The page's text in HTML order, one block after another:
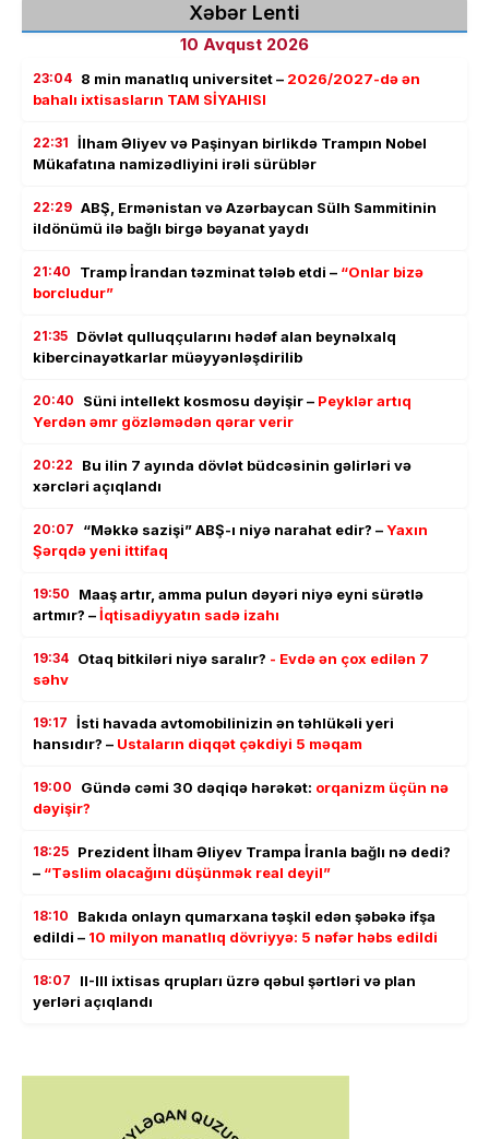
Xəbər Lenti
10 Avqust 2026
23:04 8 min manatlıq universitet – 2026/2027-də ən
bahalı ixtisasların TAM SİYAHISI
22:31 İlham Əliyev və Paşinyan birlikdə Trampın Nobel
Mükafatına namizədliyini irəli sürüblər
22:29 ABŞ, Ermənistan və Azərbaycan Sülh Sammitinin
ildönümü ilə bağlı birgə bəyanat yaydı
21:40 Tramp İrandan təzminat tələb etdi – “Onlar bizə
borcludur”
21:35 Dövlət qulluqçularını hədəf alan beynəlxalq
kibercinayətkarlar müəyyənləşdirilib
20:40 Süni intellekt kosmosu dəyişir – Peyklər artıq
Yerdən əmr gözləmədən qərar verir
20:22
Bu ilin 7 ayında dövlət büdcəsinin gəlirləri və
xərcləri açıqlandı
20:07 “Məkkə sazişi” ABŞ-ı niyə narahat edir? –Yaxın
Şərqdə yeni ittifaq
19:50
Maaş artır, amma pulun dəyəri niyə eyni sürətlə
artmır? –İqtisadiyyatın sadə izahı
19:34 Otaq bitkiləri niyə saralır? - Evdə ən çox edilən 7
səhv
19:17 İsti havada avtomobilinizin ən təhlükəli yeri
hansıdır? – Ustaların diqqət çəkdiyi 5 məqam
19:00 Gündə cəmi 30 dəqiqə hərəkət: orqanizm üçün nə
dəyişir?
18:25 Prezident İlham Əliyev Trampa İranla bağlı nə dedi?
– “Təslim olacağını düşünmək real deyil”
18:10
Bakıda onlayn qumarxana təşkil edən şəbəkə ifşa
edildi – 10 milyon manatlıq dövriyyə: 5 nəfər həbs edildi
18:07
II-III ixtisas qrupları üzrə qəbul şərtləri və plan
yerləri açıqlandı